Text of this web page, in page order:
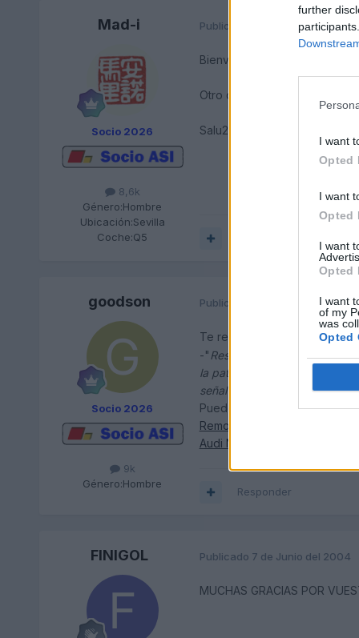
further
I want
Opted
I want
Opted
I want
Opted
I want
of my
was
Opted
Mad-i
Socio 2026
8,6k
Género:Hombre
Ubicación:Sevilla
Coche:Q5
Publicado 7 de Junio del 2004
Bienvenido!!!
Otro de Sevilla, además de
Salu2.
goodson
Socio 2026
9k
Género:Hombre
Publicado 7 de Junio del 2004
Te remito a un viejo post del
-" Respecto a que funcione
la patilla 1 del conector 8
señal gala y no la del abs."
Puedes también echar un
Removal of TV/Video lock on
Audi Navigation Plus TV
Responder
FINIGOL Publicado 7 de Junio del 2004
MUCHAS GRACIAS POR